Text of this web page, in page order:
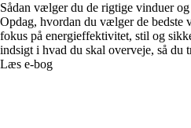
Sådan vælger du de rigtige vinduer
Opdag, hvordan du vælger de bedste
fokus på energieffektivitet, stil og
indsigt i hvad du skal overveje, så du
Læs e-bog